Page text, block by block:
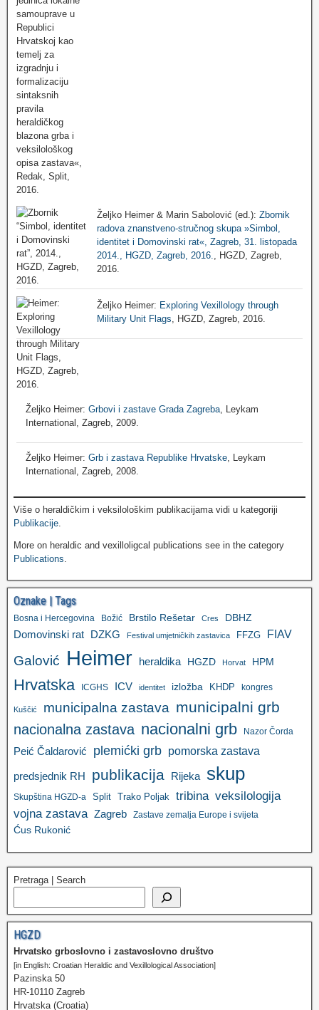
Željko Heimer & Marin Sabolović (ed.): Zbornik
radova znanstveno-stručnog skupa »Simbol,
identitet i Domovinski rat«, Zagreb, 31. listopada
2014., HGZD, Zagreb, 2016.
, HGZD, Zagreb,
2016.
Željko Heimer: Exploring Vexillology through
Military Unit Flags , HGZD, Zagreb, 2016.
Željko Heimer: Grbovi i zastave Grada Zagreba , Leykam
International, Zagreb, 2009.
Željko Heimer: Grb i zastava Republike Hrvatske, Leykam
International, Zagreb, 2008.
Više o heraldičkim i veksilološkim publikacijama vidi u kategoriji
Publikacije
More on heraldic and vexilloligcal publications see in the category
Publications
Oznake | Tags
Bosna i Hercegovina Božić Brstilo Rešetar Cres DBHZ
Domovinski rat DZKG Festival umjetničkih zastavica FFZG FIAV
Galović Heimer heraldika HGZD Horvat HPM
Hrvatska ICGHS ICV identitet izložba KHDP kongres
Kuščić municipalna zastava municipalni grb
nacionalna zastava nacionalni grb Nazor Čorda
Peić Čaldarović plemićki grb pomorska zastava
predsjednik RH publikacija Rijeka skup
Skupština HGZD-a Split Trako Poljak tribina veksilologija
vojna zastava Zagreb Zastave zemalja Europe i svijeta
Ćus Rukonić
Pretraga | Search
HGZD
Hrvatsko grboslovno i zastavoslovno društvo
[in English: Croatian Heraldic and Vexillological Association]
Pazinska 50
HR-10110 Zagreb
Hrvatska (Croatia)